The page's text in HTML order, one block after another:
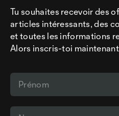
Tu souhaites recevoir des
articles intéressants, des
et toutes les informations
Alors inscris-toi